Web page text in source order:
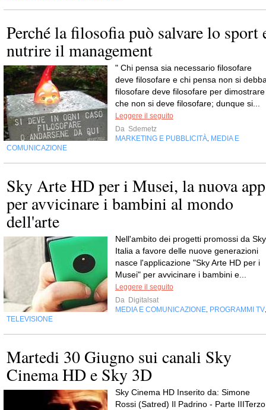
Perché la filosofia può salvare lo sport
nutrire il management
" Chi pensa sia necessario filosofare
deve filosofare e chi pensa non si
filosofare deve filosofare per dimostrare
che non si deve filosofare; dunque si...
Leggere il seguito
Da Sdemetz
MARKETING E PUBBLICITÀ, MEDIA E
COMUNICAZIONE
Sky Arte HD per i Musei, la nuova app
per avvicinare i bambini al mondo
dell'arte
Nell'ambito dei progetti promossi da Sky
Italia a favore delle nuove generazioni
nasce l'applicazione "Sky Arte HD per i
Musei" per avvicinare i bambini e...
Leggere il seguito
Da Digitalsat
MEDIA E COMUNICAZIONE, PROGRAMMI TV,
TELEVISIONE
Martedi 30 Giugno sui canali Sky
Cinema HD e Sky 3D
Sky Cinema HD Inserito da: Simone
Rossi (Satred) Il Padrino - Parte IIITerzo